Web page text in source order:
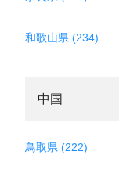
和歌山県 (234)
中国
鳥取県 (222)